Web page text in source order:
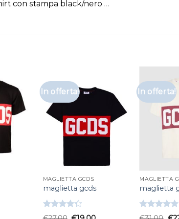
con stampa black/nero …
In offerta!
MAGLIETTA GCDS
maglietta gcds
Valutato
In offerta!
MAGLIETTA
maglietta
Valutato